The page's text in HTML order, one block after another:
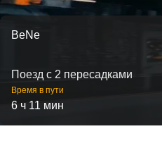
BeNe
Поезд с 2 пересадками
Время в пути
6 ч 11 мин